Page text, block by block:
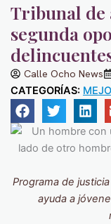
Tribunal de
segunda
Calle Ocho News
CATEGORÍAS:
Programa de
ayuda a